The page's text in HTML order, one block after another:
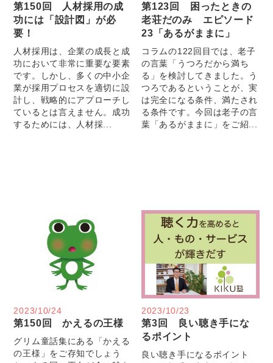
第150回 人材採用の成
功には「設計図」が必
要！
人材採用は、企業の成長と成
功において非常に重要な要素
です。しかし、多くの中小企
業が採用プロセスを適切に設
計し、戦略的にアプローチし
ているとは言えません。成功
するためには、人材採...
第123回 困ったときの
老荘だのみ エピソード
23「あるがままに」
コラムの122回目では、老子
の言葉「うつろだから満ち
る」を検討してきました。う
つろであるということが、実
は完全になる条件、満たされ
る条件です。今回は老子の言
葉「あるがままに」をご紹...
2023/10/24
第150回 かえるの王様
グリム童話集にある「かえる
の王様」をご存知でしょう
2023/10/23
第3回 良い聴き手にな
るポイント
良い聴き手になるポイント